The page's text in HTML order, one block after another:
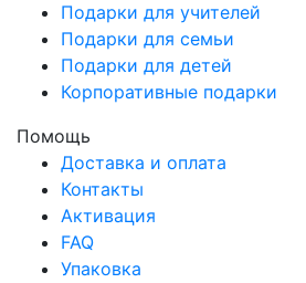
Подарки для учителей
Подарки для семьи
Подарки для детей
Корпоративные подарки
Помощь
Доставка и оплата
Контакты
Активация
FAQ
Упаковка